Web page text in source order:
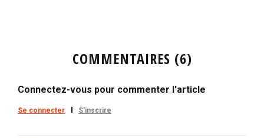
COMMENTAIRES (6)
Connectez-vous pour commenter l'article
Se connecter S'inscrire